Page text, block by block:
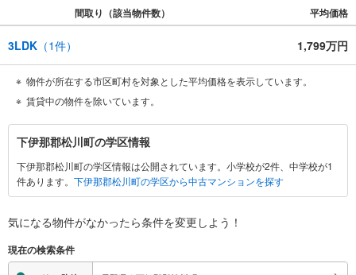
間取り（該当物件数） 平均価格
3LDK （1件） 1,799万円
物件が所在する市区町村を対象とした平均価格を表示しています。
賃貸中の物件を除いています。
伊
那
郡
川
に
下伊那郡松川町の学区情報
下伊那郡松川町の学区情報は公開されています。小学校が2件、中学校が1
件あります。 下伊那郡松川町の学区から中古マンションを探す
気になる物件がなかったら条件を変更しよう！
現在の検索条件